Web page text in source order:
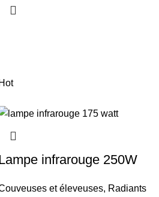
Hot
infrarouge 250W
et éleveuses, Radiants